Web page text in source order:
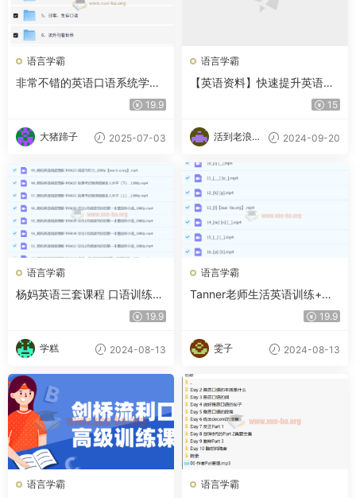
语言学霸
非常不错的英语口语系统学习
19.9
大猪蹄子 2025-07-03
语言学霸
【英语资料】快速提升英语口
15
活到老浪到
2024-09-20
语言学霸
杨妈英语三套课程 口语训练营
+英语拼读三合一+状元英语二
19.9
学糕 2024-08-13
语言学霸
Tanner老师生活英语训练+实
19.9
雯子 2024-08-13
语言学霸 语言学霸